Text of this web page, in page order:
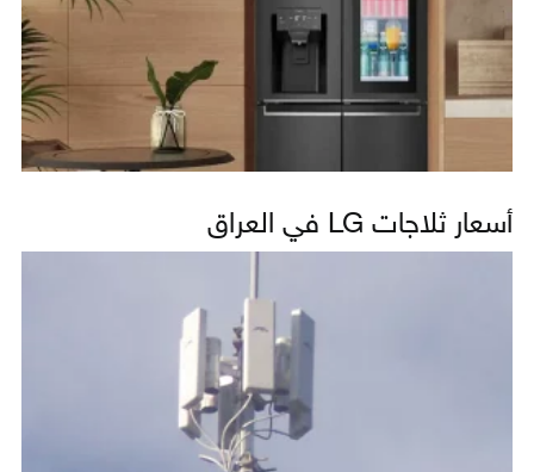
أسعار ثلاجات LG في العراق